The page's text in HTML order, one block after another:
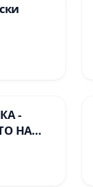
на
-
НА
НА
НА